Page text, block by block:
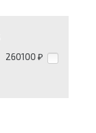
260100 ₽